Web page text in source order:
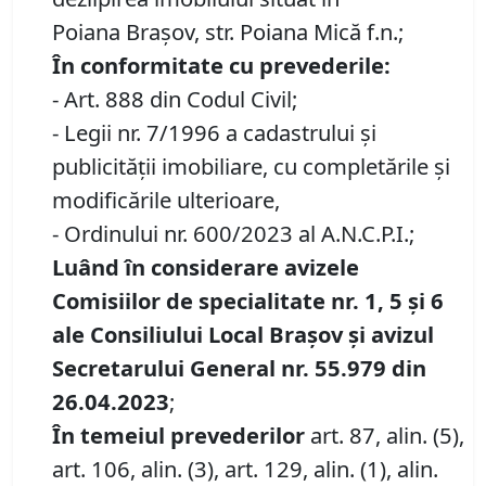
Poiana Brașov, str. Poiana Mică f.n.;
În conformitate cu prevederile:
- Art. 888 din Codul Civil;
- Legii nr. 7/1996 a cadastrului și
publicității imobiliare, cu completările și
modificările ulterioare,
- Ordinului nr. 600/2023 al A.N.C.P.I.;
Luând în considerare avizele
Comisiilor de specialitate nr. 1, 5 și 6
ale Consiliului Local Brașov și avizul
Secretarului General nr. 55.979 din
26.04.2023;
În temeiul prevederilor art. 87, alin. (5),
art. 106, alin. (3), art. 129, alin. (1), alin.